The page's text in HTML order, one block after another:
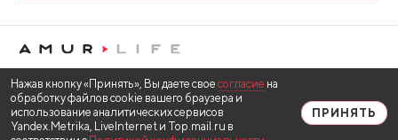
Нажав кнопку «Принять», Вы даете свое согласие на
обработку файлов cookie вашего браузера и
использование аналитических сервисов
Yandex.Metrika, LiveInternet и Top.mail.ru в
ПРИНЯТЬ